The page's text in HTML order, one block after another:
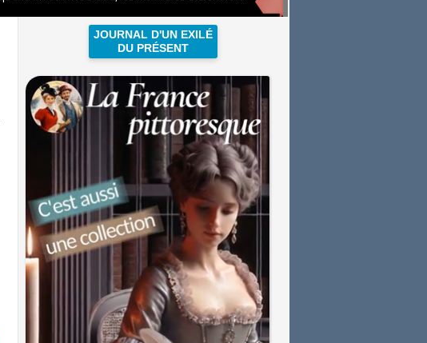
JOURNAL D'UN EXILÉ
DU PRÉSENT